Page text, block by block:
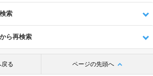
索
ら再検索
戻る ページの先頭へ